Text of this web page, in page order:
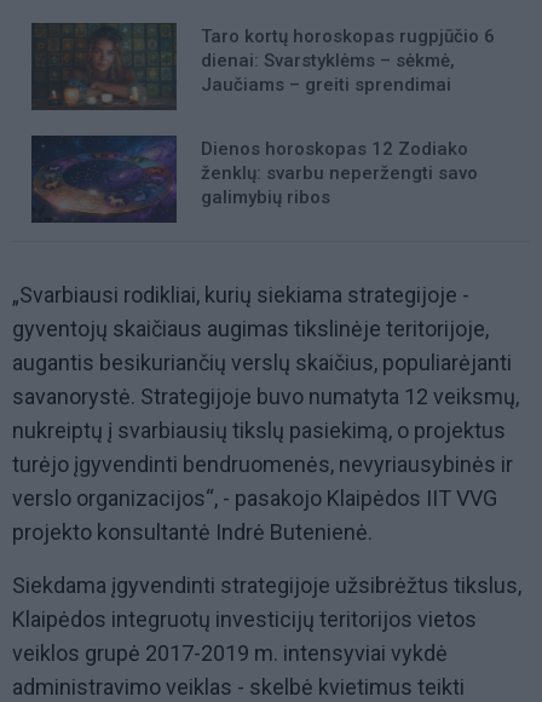
Taro kortų horoskopas rugpjūčio 6
dienai: Svarstyklėms – sėkmė,
Jaučiams – greiti sprendimai
Dienos horoskopas 12 Zodiako
ženklų: svarbu neperžengti savo
galimybių ribos
„Svarbiausi rodikliai, kurių siekiama strategijoje -
gyventojų skaičiaus augimas tikslinėje teritorijoje,
augantis besikuriančių verslų skaičius, populiarėjanti
savanorystė. Strategijoje buvo numatyta 12 veiksmų,
nukreiptų į svarbiausių tikslų pasiekimą, o projektus
turėjo įgyvendinti bendruomenės, nevyriausybinės ir
verslo organizacijos“, - pasakojo Klaipėdos IIT VVG
projekto konsultantė Indrė Butenienė.
Siekdama įgyvendinti strategijoje užsibrėžtus tikslus,
Klaipėdos integruotų investicijų teritorijos vietos
veiklos grupė 2017-2019 m. intensyviai vykdė
administravimo veiklas - skelbė kvietimus teikti